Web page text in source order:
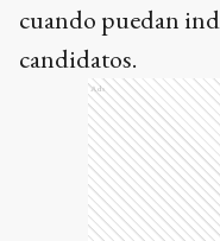
cuando puedan
candidatos.
Ads